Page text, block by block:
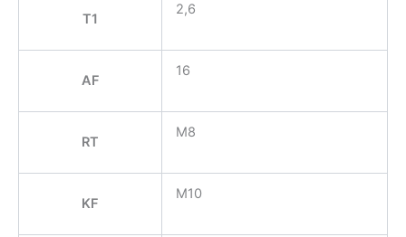
T1
2,6
AF
16
RT
M8
KF
M10